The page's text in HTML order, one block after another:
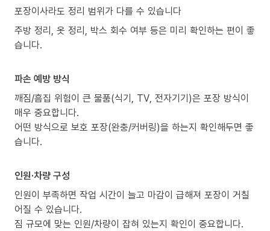
포장이사라도 정리 범위가 다를 수 있습니다
주방 정리, 옷 정리, 박스 회수 여부 등은 미리 확인하는 편이 좋
습니다.
파손 예방 방식
깨짐/흠집 위험이 큰 물품(식기, TV, 전자기기)은 포장 방식이
매우 중요합니다.
어떤 방식으로 보호 포장(완충/커버링)을 하는지 확인해두면 좋
습니다.
인원·차량 구성
인원이 부족하면 작업 시간이 늘고 마감이 급해져 포장이 거칠
어질 수 있습니다.
짐 규모에 맞는 인원/차량이 잡혀 있는지 확인이 중요합니다.